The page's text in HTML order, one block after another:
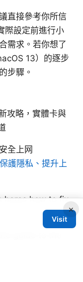
直接參考你所信
際設定前進行小
需求。若你想了
13）的逐步
步驟。
攻略，實體卡與
全上网
護隱私、提升上
heres how to fix
guide to the
×
Visit